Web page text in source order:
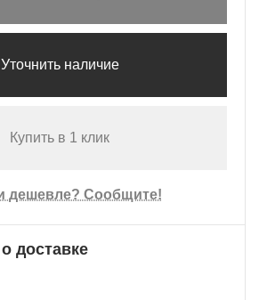
Уточнить наличие
Купить в 1 клик
дешевле? Сообщите!
доставке